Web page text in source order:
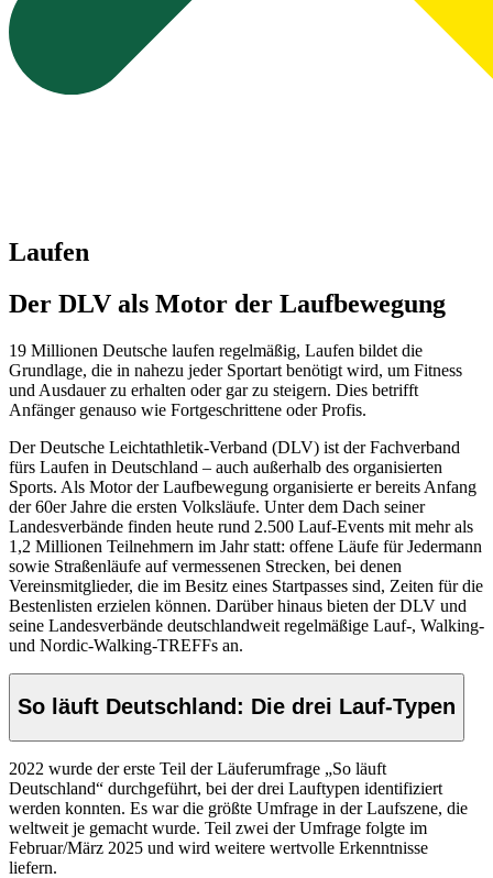
Laufen
Der DLV als Motor der Laufbewegung
19 Millionen Deutsche laufen regelmäßig, Laufen bildet die
Grundlage, die in nahezu jeder Sportart benötigt wird, um Fitness
und Ausdauer zu erhalten oder gar zu steigern. Dies betrifft
Anfänger genauso wie Fortgeschrittene oder Profis.
Der Deutsche Leichtathletik-Verband (DLV) ist der Fachverband
fürs Laufen in Deutschland – auch außerhalb des organisierten
Sports. Als Motor der Laufbewegung organisierte er bereits Anfang
der 60er Jahre die ersten Volksläufe. Unter dem Dach seiner
Landesverbände finden heute rund 2.500 Lauf-Events mit mehr als
1,2 Millionen Teilnehmern im Jahr statt: offene Läufe für Jedermann
sowie Straßenläufe auf vermessenen Strecken, bei denen
Vereinsmitglieder, die im Besitz eines Startpasses sind, Zeiten für die
Bestenlisten erzielen können. Darüber hinaus bieten der DLV und
seine Landesverbände deutschlandweit regelmäßige Lauf-, Walking-
und Nordic-Walking-TREFFs an.
So läuft Deutschland: Die drei Lauf-Typen
2022 wurde der erste Teil der Läuferumfrage „So läuft
Deutschland“ durchgeführt, bei der drei Lauftypen identifiziert
werden konnten. Es war die größte Umfrage in der Laufszene, die
weltweit je gemacht wurde. Teil zwei der Umfrage folgte im
Februar/März 2025 und wird weitere wertvolle Erkenntnisse
liefern.